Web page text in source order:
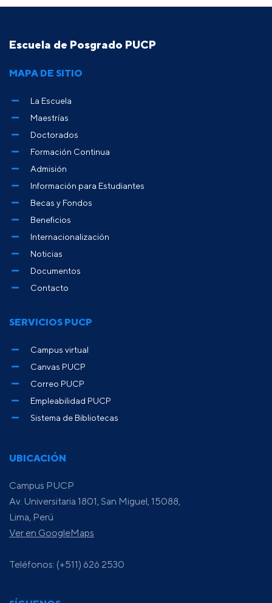
Escuela de Posgrado PUCP
UBICACIÓN
Campus PUCP
Av. Universitaria 1801, San Miguel, 15088,
Lima, Perú
Ver en GoogleMaps
Teléfonos: (+511) 626 2530
MAPA DE SITIO
La Escuela
Maestrías
Doctorados
Formación Continua
Admisión
Información para Estudiantes
Becas y Fondos
Beneficios
Internacionalización
Noticias
Documentos
Contacto
SERVICIOS PUCP
Campus virtual
Canvas PUCP
Correo PUCP
Empleabilidad PUCP
Sistema de Bibliotecas